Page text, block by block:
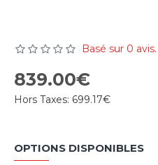
Basé sur 0 avis.
839.00€
Hors Taxes: 699.17€
OPTIONS DISPONIBLES